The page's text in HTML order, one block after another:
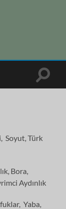
Toggle
Soyut, Türk
Bora,
Aydınlık
Yaba,